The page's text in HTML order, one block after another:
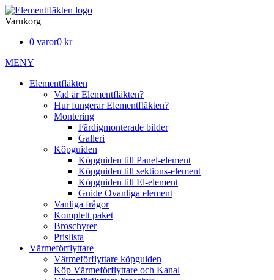
Varukorg
0 varor0 kr
MENY
Elementfläkten
Vad är Elementfläkten?
Hur fungerar Elementfläkten?
Montering
Färdigmonterade bilder
Galleri
Köpguiden
Köpguiden till Panel-element
Köpguiden till sektions-element
Köpguiden till El-element
Guide Ovanliga element
Vanliga frågor
Komplett paket
Broschyrer
Prislista
Värmeförflyttare
Värmeförflyttare köpguiden
Köp Värmeförflyttare och Kanal